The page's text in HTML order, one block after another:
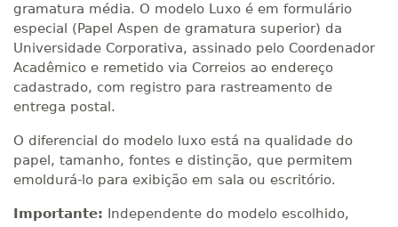
gramatura média. O modelo Luxo é em formulário
especial (Papel Aspen de gramatura superior) da
Universidade Corporativa, assinado pelo Coordenador
Acadêmico e remetido via Correios ao endereço
cadastrado, com registro para rastreamento de
entrega postal.
O diferencial do modelo luxo está na qualidade do
papel, tamanho, fontes e distinção, que permitem
emoldurá-lo para exibição em sala ou escritório.
Importante: Independente do modelo escolhido,